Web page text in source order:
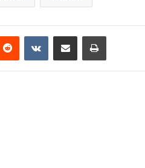
Reddit VKontakteShare via Email Print